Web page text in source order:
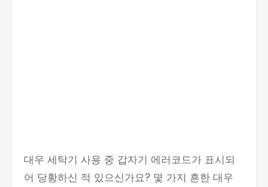
대우 세탁기 사용 중 갑자기 에러코드가 표시되
어 당황하신 적 있으신가요? 몇 가지 흔한 대우